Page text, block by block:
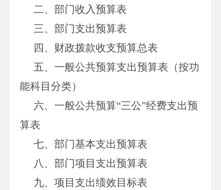
二、部门收入预算表
三、部门支出预算表
四、财政拨款收支预算总表
五、一般公共预算支出预算表（按功
能科目分类）
六、一般公共预算“三公”经费支出预
算表
七、部门基本支出预算表
八、部门项目支出预算表
九、项目支出绩效目标表